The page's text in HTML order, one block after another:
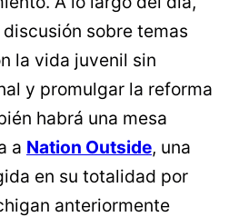
sobre temas
la vida juvenil sin
y promulgar la reforma
habrá una mesa
a Nation Outside, una
en su totalidad por
anteriormente